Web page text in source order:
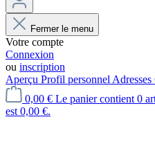
Fermer le menu
Votre compte
Connexion
ou inscription
Aperçu Profil personnel Adresses
0,00 € Le panier contient 0
est 0,00 €.